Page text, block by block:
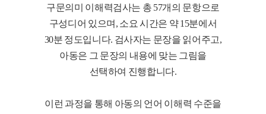
구문의미 이해력검사는 총 57개의 문항으로
구성디어 있으며, 소요 시간은 약 15분에서
30분 정도입니다. 검사자는 문장을 읽어주고,
아동은 그 문장의 내용에 맞는 그림을
선택하여 진행합니다.
이런 과정을 통해 아동의 언어 이해력 수준을